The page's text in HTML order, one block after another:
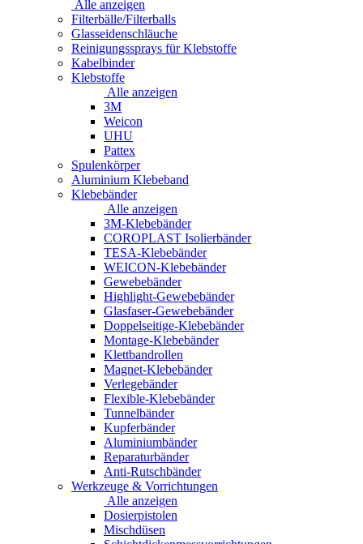
Alle anzeigen
Filterbälle/Filterballs
Glasseidenschläuche
Reinigungssprays für Klebstoffe
Kabelbinder
Klebstoffe
Alle anzeigen
3M
Weicon
UHU
Pattex
Spulenkörper
Aluminium Klebeband
Klebebänder
Alle anzeigen
3M-Klebebänder
COROPLAST Isolierbänder
TESA-Klebebänder
WEICON-Klebebänder
Gewebebänder
Highlight-Gewebebänder
Glasfaser-Gewebebänder
Doppelseitige-Klebebänder
Montage-Klebebänder
Klettbandrollen
Magnet-Klebebänder
Verlegebänder
Flexible-Klebebänder
Tunnelbänder
Kupferbänder
Aluminiumbänder
Reparaturbänder
Anti-Rutschbänder
Werkzeuge & Vorrichtungen
Alle anzeigen
Dosierpistolen
Mischdüsen